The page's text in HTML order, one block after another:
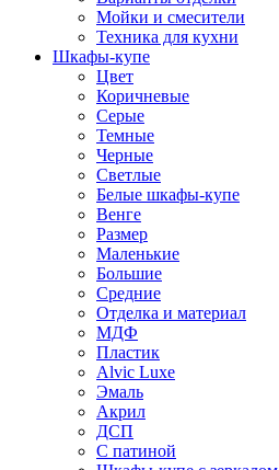
Мойки и смесители
Техника для кухни
Шкафы-купе
Цвет
Коричневые
Серые
Темные
Черные
Светлые
Белые шкафы-купе
Венге
Размер
Маленькие
Большие
Средние
Отделка и материал
МДФ
Пластик
Alvic Luxe
Эмаль
Акрил
ДСП
С патиной